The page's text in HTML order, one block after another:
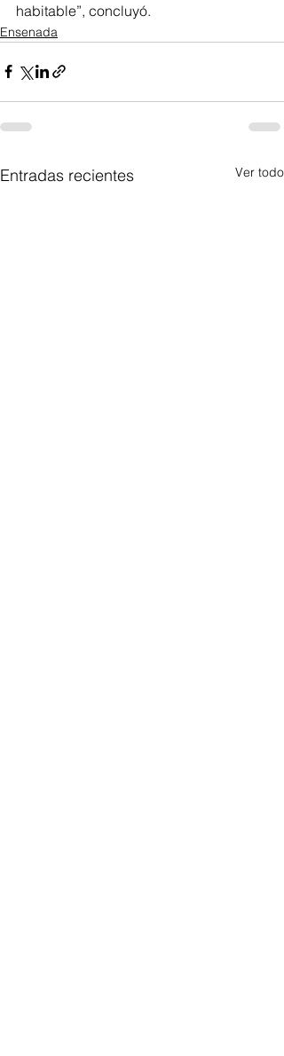
habitable”, concluyó.
Ensenada
Entradas recientes Ver todo